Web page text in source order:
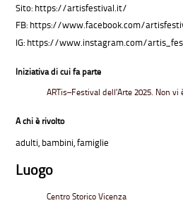
Sito: https://artisfestival.it/
FB: https://www.facebook.com/
IG: https://www.instagram.com/
Iniziativa di cui fa parte
ARTis–Festival dell’Arte 2025. Non
A chi è rivolto
adulti, bambini, famiglie
Luogo
Centro Storico Vicenza